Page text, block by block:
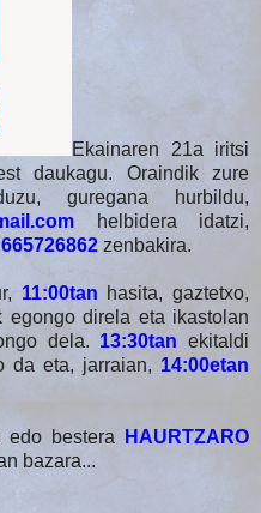
Ekainaren 21a iritsi
daukagu. Oraindik zure
guregana hurbildu,
helbidera idatzi,
665726862 zenbakira.
11:00tan hasita, gaztetxo,
egongo direla eta ikastolan
dela. 13:30tan ekitaldi
da eta, jarraian, 14:00etan
edo bestera
HAURTZARO
bazara...